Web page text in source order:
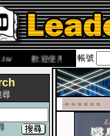
迎使用 國民旅遊卡！！
帳號
-■ ■ ■ ■ ■ ■